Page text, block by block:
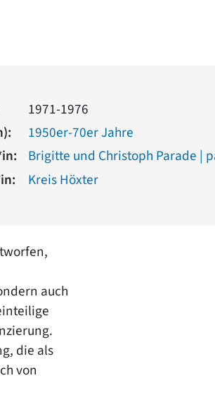
1971-1976
1950er-70er Jahre
Brigitte und Christoph Parade |
Kreis Höxter
auch
die als
von